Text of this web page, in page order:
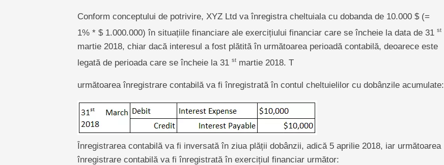
Conform conceptului de potrivire, XYZ Ltd va înregistra cheltuiala cu dobanda de 10.000 $ (=
1% * $ 1.000.000) în situațiile financiare ale exercițiului financiar care se încheie la data de 31 st
martie 2018, chiar dacă interesul a fost plătită în următoarea perioadă contabilă, deoarece este
legată de perioada care se încheie la 31 stmartie 2018. T
următoarea înregistrare contabilă va fi înregistrată în contul cheltuielilor cu dobânzile acumulate:
Înregistrarea contabilă va fi inversată în ziua plății dobânzii, adică 5 aprilie 2018, iar următoarea
înregistrare contabilă va fi înregistrată în exercițiul financiar următor: